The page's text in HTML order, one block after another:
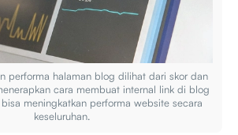
performa halaman blog dilihat dari skor dan
cara membuat internal link di blog
meningkatkan performa website secara
keseluruhan.